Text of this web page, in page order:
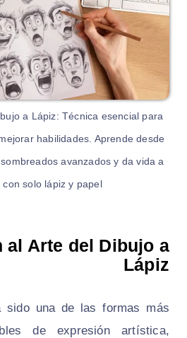
a Lápiz: Técnica esencial para
habilidades. Aprende desde
avanzados y da vida a
solo lápiz y papel.
al Arte del Dibujo a
Lápiz
sido una de las formas más
de expresión artística,